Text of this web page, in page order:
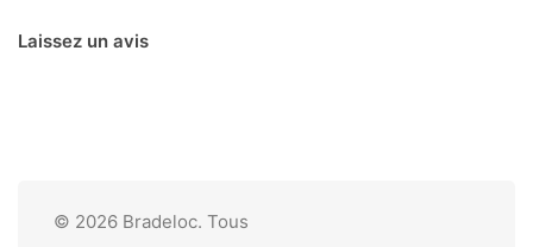
Laissez un avis
© 2026 Bradeloc. Tous